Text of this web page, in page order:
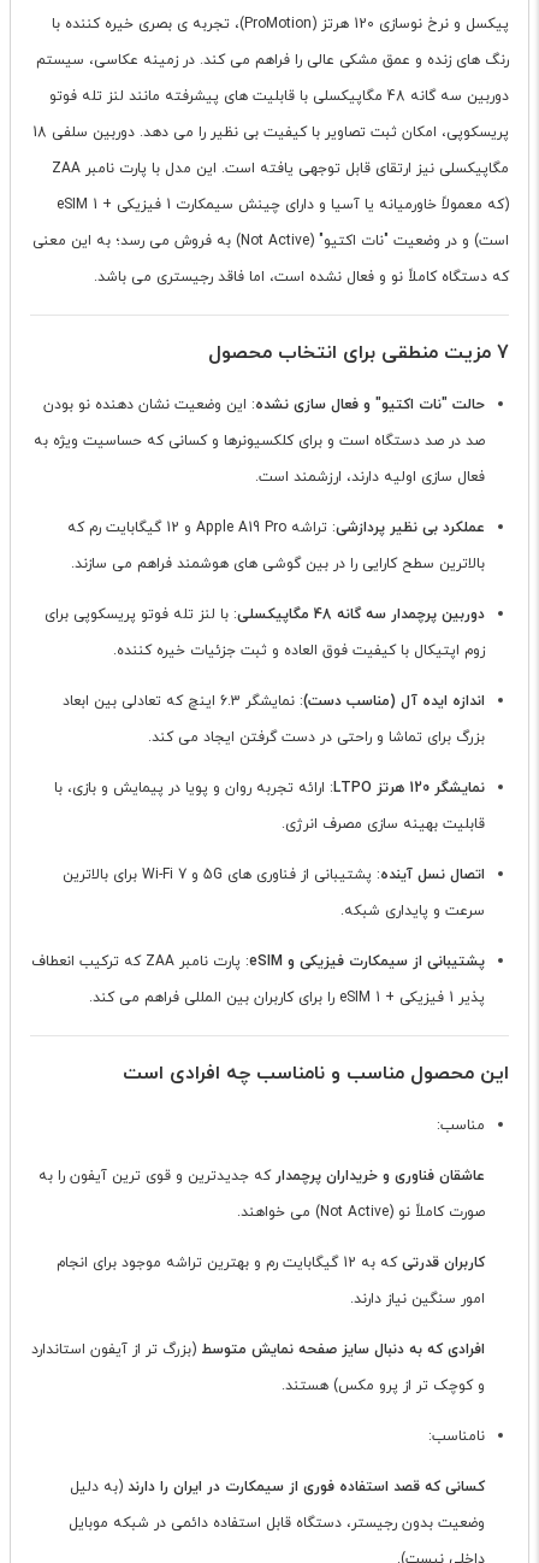
پیکسل و نرخ نوسازی 120 هرتز (ProMotion)، تجربه ی بصری خیره کننده با
رنگ های زنده و عمق مشکی عالی را فراهم می کند. در زمینه عکاسی، سیستم
دوربین سه گانه 48 مگاپیکسلی با قابلیت های پیشرفته مانند لنز تله فوتو
پریسکوپی، امکان ثبت تصاویر با کیفیت بی نظیر را می دهد. دوربین سلفی 18
مگاپیکسلی نیز ارتقای قابل توجهی یافته است. این مدل با پارت نامبر ZAA
(که معمولاً خاورمیانه یا آسیا و دارای چینش سیمکارت 1 فیزیکی + 1 eSIM
است) و در وضعیت "نات اکتیو" (Not Active) به فروش می رسد؛ به این معنی
که دستگاه کاملاً نو و فعال نشده است، اما فاقد رجیستری می باشد.
7 مزیت منطقی برای انتخاب محصول
حالت "نات اکتیو" و فعال سازی نشده: این وضعیت نشان دهنده نو بودن
صد در صد دستگاه است و برای کلکسیونرها و کسانی که حساسیت ویژه به
فعال سازی اولیه دارند، ارزشمند است.
عملکرد بی نظیر پردازشی
: تراشه Apple A19 Pro و 12 گیگابایت رم که
بالاترین سطح کارایی را در بین گوشی های هوشمند فراهم می سازند.
دوربین پرچمدار سه گانه 48 مگاپیکسلی
: با لنز تله فوتو پریسکوپی برای
زوم اپتیکال با کیفیت فوق العاده و ثبت جزئیات خیره کننده.
اندازه ایده آل (مناسب دست)
: نمایشگر 6.3 اینچ که تعادلی بین ابعاد
بزرگ برای تماشا و راحتی در دست گرفتن ایجاد می کند.
نمایشگر 120 هرتز LTPO
: ارائه تجربه روان و پویا در پیمایش و بازی، با
قابلیت بهینه سازی مصرف انرژی.
اتصال نسل آینده
: پشتیبانی از فناوری های 5G و Wi-Fi 7 برای بالاترین
سرعت و پایداری شبکه.
پشتیبانی از سیمکارت فیزیکی و eSIM
: پارت نامبر ZAA که ترکیب انعطاف
پذیر 1 فیزیکی + 1 eSIM را برای کاربران بین المللی فراهم می کند.
این محصول مناسب و نامناسب چه افرادی است
مناسب:
عاشقان فناوری و خریداران پرچمدار که جدیدترین و قوی ترین آیفون را به
صورت کاملاً نو (Not Active) می خواهند.
کاربران قدرتی
که به 12 گیگابایت رم و بهترین تراشه موجود برای انجام
امور سنگین نیاز دارند.
افرادی که به دنبال سایز صفحه نمایش متوسط (بزرگ تر از آیفون استاندارد
و کوچک تر از پرو مکس) هستند.
نامناسب:
کسانی که قصد استفاده فوری از سیمکارت در ایران را دارند (به دلیل
وضعیت بدون رجیستر، دستگاه قابل استفاده دائمی در شبکه موبایل